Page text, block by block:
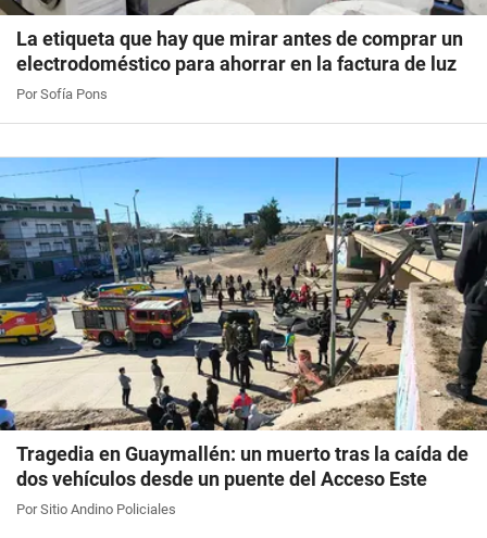
La etiqueta que hay que mirar antes de comprar un
electrodoméstico para ahorrar en la factura de luz
Por Sofía Pons
Tragedia en Guaymallén: un muerto tras la caída de
dos vehículos desde un puente del Acceso Este
Por Sitio Andino Policiales